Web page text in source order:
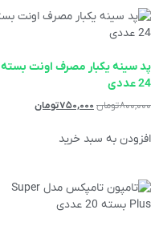
پد سینه یکبار مصرف اونت بسته
24 عددی
۸۰۰,۰۰۰تومان ۷۵۰,۰۰۰تومان
افزودن به سبد خرید